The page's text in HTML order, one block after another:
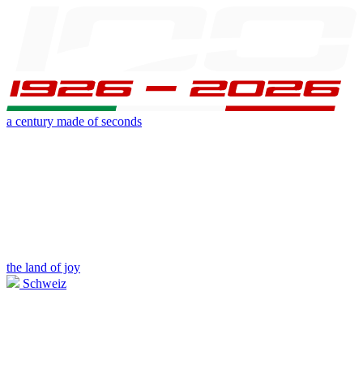
a century made of seconds
the land of joy
Schweiz